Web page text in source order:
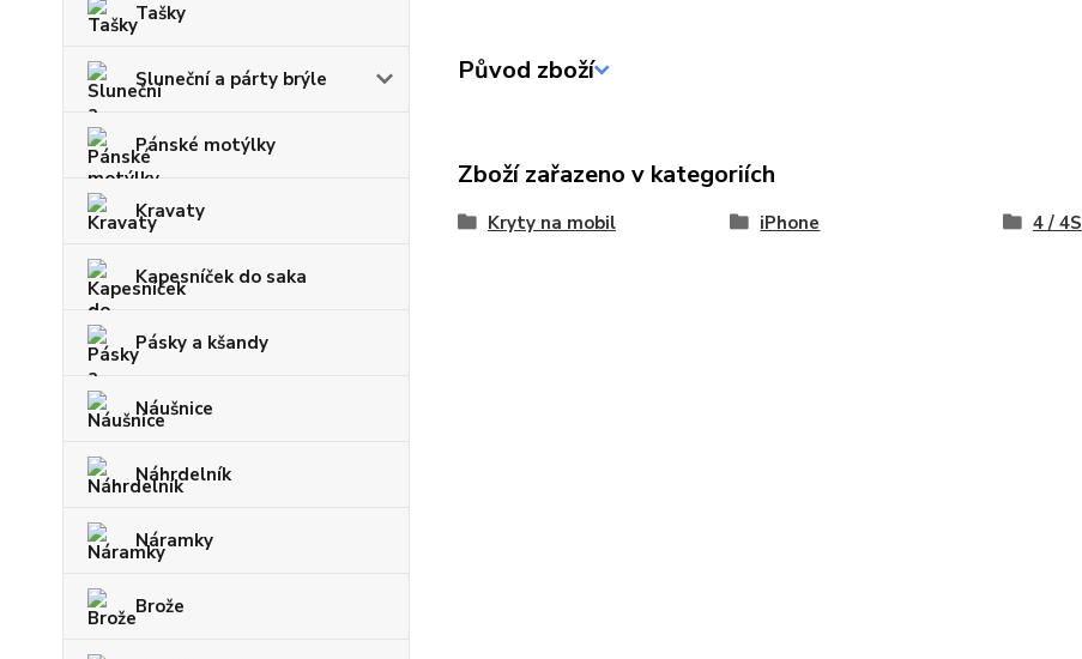
Tašky
Sluneční a párty brýle
Pánské motýlky
Kravaty
Kapesníček do saka
Pásky a kšandy
Náušnice
Náhrdelník
Náramky
Brože
Původ zboží
Zboží zařazeno v kategoriích
Kryty na mobil iPhone 4 / 4S